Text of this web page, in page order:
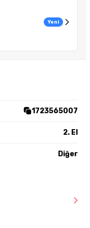
Yeni
1723565007
2. El
Diğer